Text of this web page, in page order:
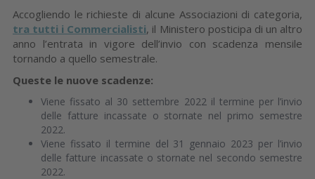
Accogliendo le richieste di alcune Associazioni di categoria,
tra tutti i Commercialisti, il Ministero posticipa di un altro
anno l’entrata in vigore dell’invio con scadenza mensile
tornando a quello semestrale.
Queste le nuove scadenze:
Viene fissato al 30 settembre 2022 il termine per l’invio
delle fatture incassate o stornate nel primo semestre
2022.
Viene fissato il termine del 31 gennaio 2023 per l’invio
delle fatture incassate o stornate nel secondo semestre
2022.